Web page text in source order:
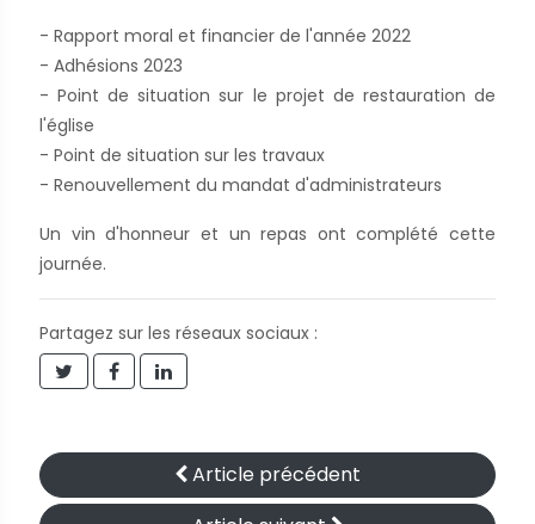
- Rapport moral et financier de l'année 2022
- Adhésions 2023
- Point de situation sur le projet de restauration de
l'église
- Point de situation sur les travaux
- Renouvellement du mandat d'administrateurs
Un vin d'honneur et un repas ont complété cette
journée.
Partagez sur les réseaux sociaux :
Article précédent